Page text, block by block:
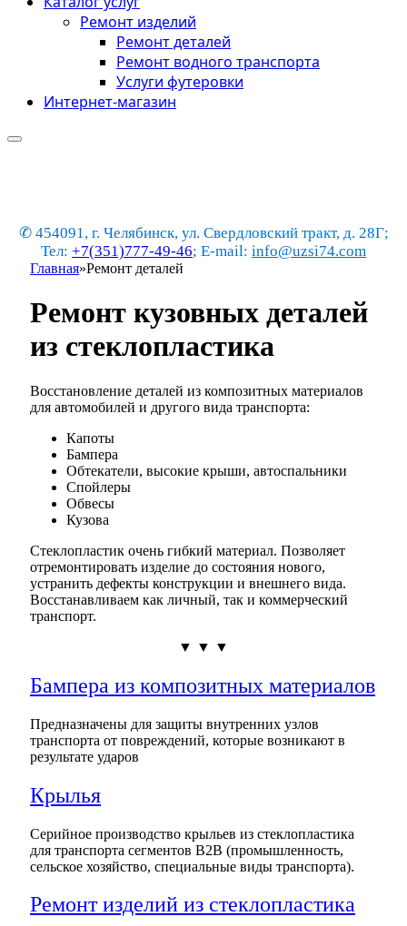
Ремонт изделий
Ремонт деталей
Ремонт водного транспорта
Услуги футеровки
Интернет-магазин
✆ 454091, г. Челябинск, ул. Свердловский тракт, д. 28Г;
Тел: +7(351)777-49-46; E-mail: info@uzsi74.com
Главная»Ремонт деталей
Ремонт кузовных деталей
из стеклопластика
Восстановление деталей из композитных материалов
для автомобилей и другого вида транспорта:
Капоты
Бампера
Обтекатели, высокие крыши, автоспальники
Спойлеры
Обвесы
Кузова
Стеклопластик очень гибкий материал. Позволяет
отремонтировать изделие до состояния нового,
устранить дефекты конструкции и внешнего вида.
Восстанавливаем как личный, так и коммерческий
транспорт.
▼ ▼ ▼
Бампера из композитных материалов
Предназначены для защиты внутренних узлов
транспорта от повреждений, которые возникают в
результате ударов
Крылья
Cерийное производство крыльев из стеклопластика
для транспорта сегментов B2B (промышленность,
сельское хозяйство, специальные виды транспорта).
Ремонт изделий из стеклопластика